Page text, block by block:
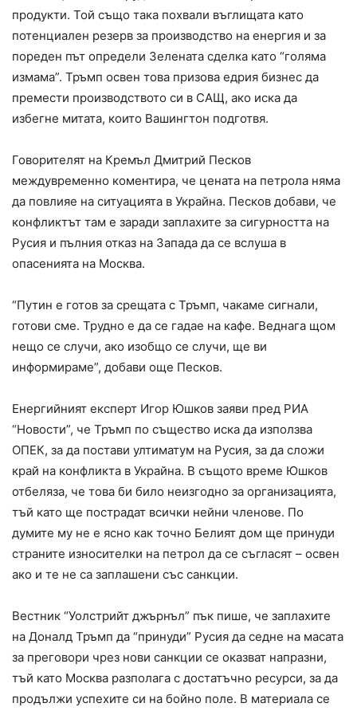
продукти. Той също така похвали въглищата като
потенциален резерв за производство на енергия и за
пореден път определи Зелената сделка като “голяма
измама”. Тръмп освен това призова едрия бизнес да
премести производството си в САЩ, ако иска да
избегне митата, които Вашингтон подготвя.
Говорителят на Кремъл Дмитрий Песков
междувременно коментира, че цената на петрола няма
да повлияе на ситуацията в Украйна. Песков добави, че
конфликтът там е заради заплахите за сигурността на
Русия и пълния отказ на Запада да се вслуша в
опасенията на Москва.
“Путин е готов за срещата с Тръмп, чакаме сигнали,
готови сме. Трудно е да се гадае на кафе. Веднага щом
нещо се случи, ако изобщо се случи, ще ви
информираме”, добави още Песков.
Енергийният експерт Игор Юшков заяви пред РИА
“Новости”, че Тръмп по същество иска да използва
ОПЕК, за да постави ултиматум на Русия, за да сложи
край на конфликта в Украйна. В същото време Юшков
отбеляза, че това би било неизгодно за организацията,
тъй като ще пострадат всички нейни членове. По
думите му не е ясно как точно Белият дом ще принуди
страните износителки на петрол да се съгласят – освен
ако и те не са заплашени със санкции.
Вестник “Уолстрийт джърнъл” пък пише, че заплахите
на Доналд Тръмп да “принуди” Русия да седне на масата
за преговори чрез нови санкции се оказват напразни,
тъй като Москва разполага с достатъчно ресурси, за да
продължи успехите си на бойно поле. В материала се